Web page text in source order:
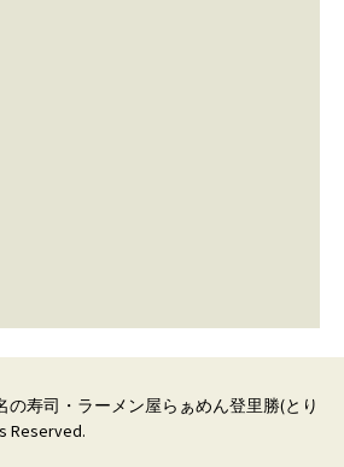
の寿司・ラーメン屋らぁめん登里勝(とり
Reserved.